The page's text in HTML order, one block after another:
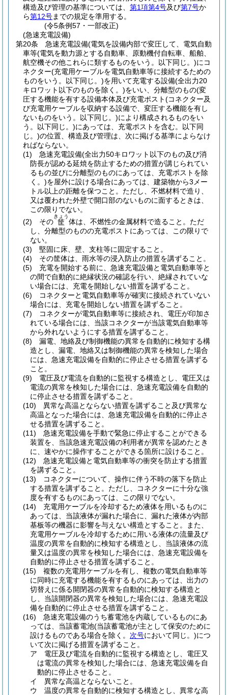
構造及び管理の基準については、 第1項第4号及び第7号か
ら第12号までの規定を準用する。
(令5条例57・一部改正)
(急速充電設備)
第20条
急速充電設備(電気を設備内部で変圧して、電気自動
車等(電気を動力源とする自動車、原動機付自転車、船舶、
航空機その他これらに類するものをいう。以下同じ。)にコ
ネクター(充電用ケーブルを電気自動車等に接続するための
ものをいう。以下同じ。)を用いて充電する設備(全出力20
キロワット以下のものを除く。)をいい、分離型のもの(変
圧する機能を有する設備本体及び充電ポスト(コネクター及
び充電用ケーブルを収納する設備で、変圧する機能を有し
ないものをいう。以下同じ。)により構成されるものをい
う。以下同じ。)にあっては、充電ポストを含む。以下同
じ。)の位置、構造及び管理は、次に掲げる基準によらなけ
ればならない。
(1)
急速充電設備(全出力50キロワット以下のもの及び消
防長が認める延焼を防止するための措置が講じられてい
るもの並びに分離型のものにあっては、充電ポストを除
く。)を屋外に設ける場合にあっては、建築物から3メー
トル以上の距離を保つこと。 ただし、不燃材料で造り、
又は覆われた外壁で開口部のないものに面するときは、
この限りでない。
(2)
その 筐
きょう
体は、不燃性の金属材料で造ること。 ただ
し、分離型のものの充電ポストにあっては、この限りで
ない。
(3)
堅固に床、壁、支柱等に固定すること。
(4)
その筐体は、雨水等の浸入防止の措置を講ずること。
(5)
充電を開始する前に、急速充電設備と電気自動車等と
の間で自動的に絶縁状況の確認を行い、絶縁されていな
い場合には、充電を開始しない措置を講ずること。
(6)
コネクターと電気自動車等が確実に接続されていない
場合には、充電を開始しない措置を講ずること。
(7)
コネクターが電気自動車等に接続され、電圧が印加さ
れている場合には、当該コネクターが当該電気自動車等
から外れないようにする措置を講ずること。
(8)
漏電、地絡及び制御機能の異常を自動的に検知する構
造とし、漏電、地絡又は制御機能の異常を検知した場合
には、急速充電設備を自動的に停止させる措置を講ずる
こと。
(9)
電圧及び電流を自動的に監視する構造とし、電圧又は
電流の異常を検知した場合には、急速充電設備を自動的
に停止させる措置を講ずること。
(10)
異常な高温とならない措置を講ずること及び異常な
高温となった場合には、急速充電設備を自動的に停止さ
せる措置を講ずること。
(11)
急速充電設備を手動で緊急に停止することができる
装置を、当該急速充電設備の利用者が異常を認めたとき
に、速やかに操作することができる箇所に設けること。
(12)
急速充電設備と電気自動車等の衝突を防止する措置
を講ずること。
(13)
コネクターについて、操作に伴う不時の落下を防止
する措置を講ずること。 ただし、コネクターに十分な強
度を有するものにあっては、この限りでない。
(14)
充電用ケーブルを冷却するため液体を用いるものに
あっては、当該液体が漏れた場合に、漏れた液体が内部
基板等の機器に影響を与えない構造とすること。
また、
充電用ケーブルを冷却するために用いる液体の流量及び
温度の異常を自動的に検知する構造とし、当該液体の流
量又は温度の異常を検知した場合には、急速充電設備を
自動的に停止させる措置を講ずること。
(15)
複数の充電用ケーブルを有し、複数の電気自動車等
に同時に充電する機能を有するものにあっては、出力の
切替えに係る開閉器の異常を自動的に検知する構造と
し、当該開閉器の異常を検知した場合には、急速充電設
備を自動的に停止させる措置を講ずること。
(16)
急速充電設備のうち蓄電池を内蔵しているものにあ
っては、当該蓄電池(当該蓄電池が主として保安のために
設けるものである場合を除く。 次号において同じ。)につ
いて次に掲げる措置を講ずること。
ア
電圧及び電流を自動的に監視する構造とし、電圧又
は電流の異常を検知した場合には、急速充電設備を自
動的に停止させること。
イ
異常な高温とならないこと。
ウ
温度の異常を自動的に検知する構造とし、異常な高